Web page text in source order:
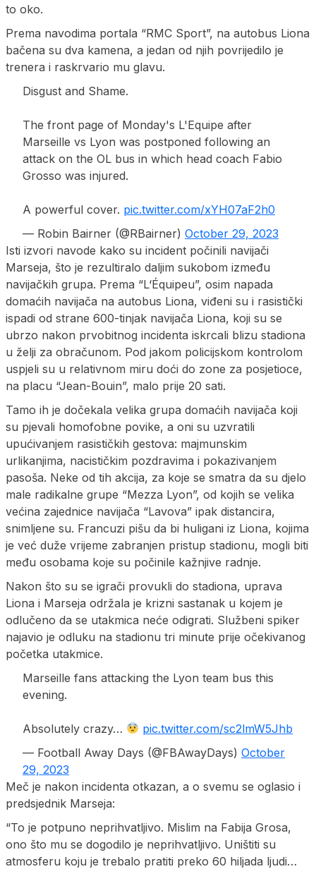
to oko.
Prema navodima portala “RMC Sport”, na autobus Liona
bačena su dva kamena, a jedan od njih povrijedilo je
trenera i raskrvario mu glavu.
Disgust and Shame.
The front page of Monday's L'Equipe after
Marseille vs Lyon was postponed following an
attack on the OL bus in which head coach Fabio
Grosso was injured.
A powerful cover. pic.twitter.com/xYH07aF2h0
— Robin Bairner (@RBairner) October 29, 2023
Isti izvori navode kako su incident počinili navijači
Marseja, što je rezultiralo daljim sukobom između
navijačkih grupa. Prema “L‘Équipeu”, osim napada
domaćih navijača na autobus Liona, viđeni su i rasistički
ispadi od strane 600-tinjak navijača Liona, koji su se
ubrzo nakon prvobitnog incidenta iskrcali blizu stadiona
u želji za obračunom. Pod jakom policijskom kontrolom
uspjeli su u relativnom miru doći do zone za posjetioce,
na placu “Jean-Bouin”, malo prije 20 sati.
Tamo ih je dočekala velika grupa domaćih navijača koji
su pjevali homofobne povike, a oni su uzvratili
upućivanjem rasističkih gestova: majmunskim
urlikanjima, nacističkim pozdravima i pokazivanjem
pasoša. Neke od tih akcija, za koje se smatra da su djelo
male radikalne grupe “Mezza Lyon”, od kojih se velika
većina zajednice navijača “Lavova” ipak distancira,
snimljene su. Francuzi pišu da bi huligani iz Liona, kojima
je već duže vrijeme zabranjen pristup stadionu, mogli biti
među osobama koje su počinile kažnjive radnje.
Nakon što su se igrači provukli do stadiona, uprava
Liona i Marseja održala je krizni sastanak u kojem je
odlučeno da se utakmica neće odigrati. Službeni spiker
najavio je odluku na stadionu tri minute prije očekivanog
početka utakmice.
Marseille fans attacking the Lyon team bus this
evening.
Absolutely crazy…
pic.twitter.com/sc2lmW5Jhb
— Football Away Days (@FBAwayDays) October
29, 2023
Meč je nakon incidenta otkazan, a o svemu se oglasio i
predsjednik Marseja:
“To je potpuno neprihvatljivo. Mislim na Fabija Grosa,
ono što mu se dogodilo je neprihvatljivo. Uništiti su
atmosferu koju je trebalo pratiti preko 60 hiljada ljudi…